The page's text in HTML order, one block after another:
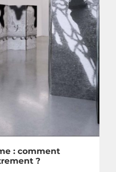
: comment
?